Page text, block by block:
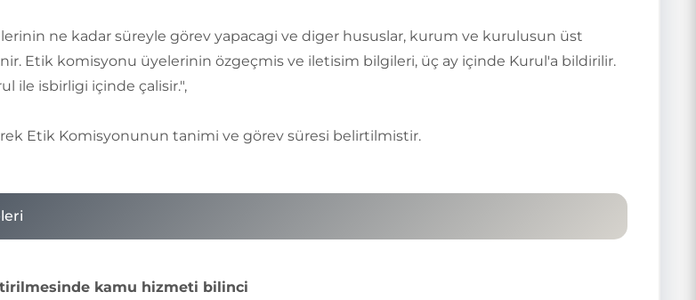
ne kadar süreyle görev yapacagi ve diger hususlar, kurum ve kurulusun üst
Etik komisyonu üyelerinin özgeçmis ve iletisim bilgileri, üç ay içinde Kurul'a bildirilir.
ile isbirligi içinde çalisir.",
Etik Komisyonunun tanimi ve görev süresi belirtilmistir.
kamu hizmeti bilinci